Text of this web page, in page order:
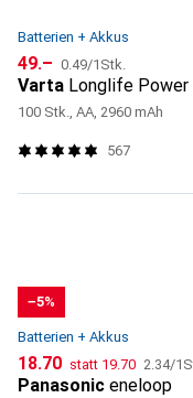
Batterien + Akkus
CHF
49.– CHF
0.49/1Stk.
Varta Longlife Power
100 Stk., AA, 2960 mAh
567
−5%
Batterien + Akkus
CHF
18.70 statt CHF
19.70 CHF
2.34/
Panasonic eneloop